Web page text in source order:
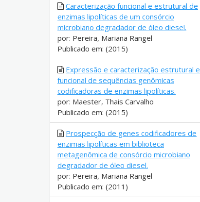
Caracterização funcional e estrutural de
enzimas lipolíticas de um consórcio
microbiano degradador de óleo diesel.
por: Pereira, Mariana Rangel
Publicado em: (2015)
Expressão e caracterização estrutural e
funcional de sequências genômicas
codificadoras de enzimas lipolíticas.
por: Maester, Thais Carvalho
Publicado em: (2015)
Prospecção de genes codificadores de
enzimas lipolíticas em biblioteca
metagenômica de consórcio microbiano
degradador de óleo diesel.
por: Pereira, Mariana Rangel
Publicado em: (2011)